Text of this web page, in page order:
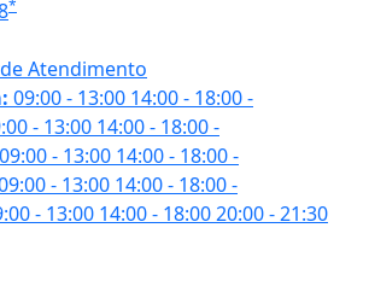
*
Atendimento
09:00 - 13:00 14:00 - 18:00-
- 13:00 14:00 - 18:00-
09:00 - 13:00 14:00 - 18:00-
- 13:00 14:00 - 18:00-
- 13:00 14:00 - 18:0020:00 - 21:30